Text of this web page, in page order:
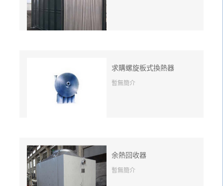
求購螺旋板式換熱器
暫無簡介
余熱回收器
暫無簡介